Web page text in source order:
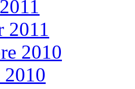
2011
2010